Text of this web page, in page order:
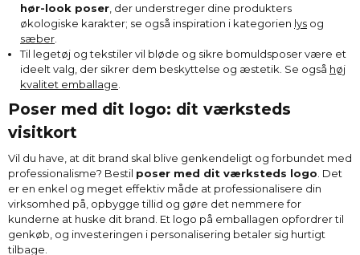
hør-look poser , der understreger dine produkters
økologiske karakter; se også inspiration i kategorien lys og
sæber
Til legetøj og tekstiler vil bløde og sikre bomuldsposer være et
ideelt valg, der sikrer dem beskyttelse og æstetik. Se også høj
kvalitet emballage
Poser med dit logo: dit værksteds
visitkort
Vil du have, at dit brand skal blive genkendeligt og forbundet med
professionalisme? Bestil poser med dit værksteds logo . Det
er en enkel og meget effektiv måde at professionalisere din
virksomhed på, opbygge tillid og gøre det nemmere for
kunderne at huske dit brand. Et logo på emballagen opfordrer til
genkøb, og investeringen i personalisering betaler sig hurtigt
tilbage.